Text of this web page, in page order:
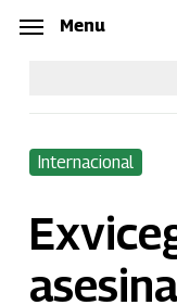
Skip
content
Menu
Internacional
Menu